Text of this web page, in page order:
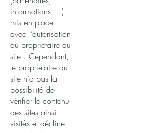
informations …)
mis en place
avec l’autorisation
du proprietaire du
site . Cependant,
le proprietaire du
site n’a pas la
possibilité de
vérifier le contenu
des sites ainsi
visités et décline